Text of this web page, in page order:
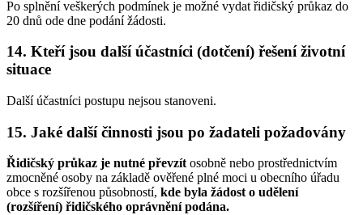
Po splnění veškerých podmínek je možné vydat řidičský průkaz do
20 dnů ode dne podání žádosti.
14. Kteří jsou další účastníci (dotčení) řešení životní
situace
Další účastníci postupu nejsou stanoveni.
15. Jaké další činnosti jsou po žadateli požadovány
Řidičský průkaz je nutné převzítosobně nebo prostřednictvím
zmocněné osoby na základě ověřené plné moci u obecního úřadu
obce s rozšířenou působností, kde byla žádost o udělení
(rozšíření) řidičského oprávnění podána.